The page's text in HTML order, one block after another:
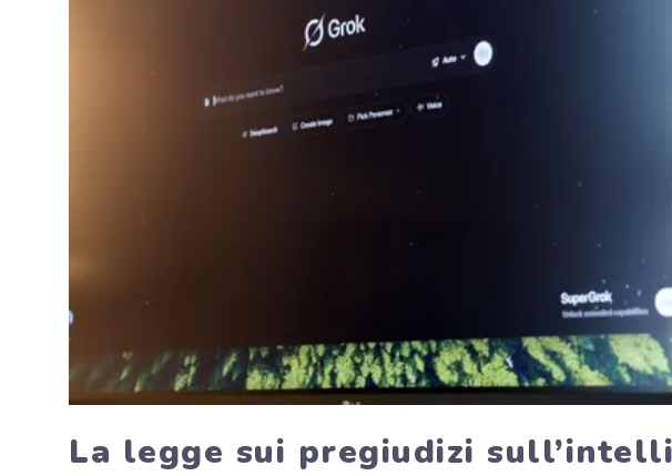
La legge sui pregiudizi